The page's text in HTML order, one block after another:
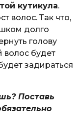
кутикула.
волос. Так что,
долго
голову
волос будет
задираться
Поставь